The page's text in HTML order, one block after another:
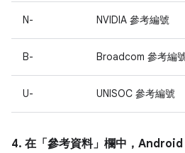
N- NVIDIA 參考編號
B- Broadcom 參考編
U- UNISOC 參考編號
4. 在「參考資料」 欄中，Android